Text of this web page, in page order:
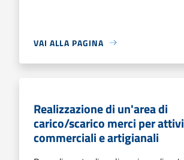
VAI ALLA PAGINA
Realizzazione di un'area di
carico/scarico merci per
commerciali e artigianali